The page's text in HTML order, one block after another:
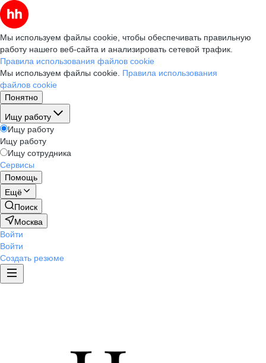
Мы используем файлы cookie, чтобы обеспечивать правильную
работу нашего веб-сайта и анализировать сетевой трафик.
Правила использования файлов cookie
Мы используем файлы cookie. Правила использования
файлов cookie
Понятно
Ищу работу
Ищу работу
Ищу работу
Ищу сотрудника
Сервисы
Помощь
Ещё
Поиск
Москва
Войти
Войти
Создать резюме